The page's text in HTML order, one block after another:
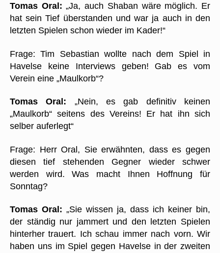
Tomas Oral:„Ja, auch Shaban wäre möglich. Er
hat sein Tief überstanden und war ja auch in den
letzten Spielen schon wieder im Kader!“
Frage: Tim Sebastian wollte nach dem Spiel in
Havelse keine Interviews geben! Gab es vom
Verein eine „Maulkorb“?
Tomas Oral: „Nein, es gab definitiv keinen
„Maulkorb“ seitens des Vereins! Er hat ihn sich
selber auferlegt“
Frage: Herr Oral, Sie erwähnten, dass es gegen
diesen tief stehenden Gegner wieder schwer
werden wird. Was macht Ihnen Hoffnung für
Sonntag?
Tomas Oral: „Sie wissen ja, dass ich keiner bin,
der ständig nur jammert und den letzten Spielen
hinterher trauert. Ich schau immer nach vorn. Wir
haben uns im Spiel gegen Havelse in der zweiten